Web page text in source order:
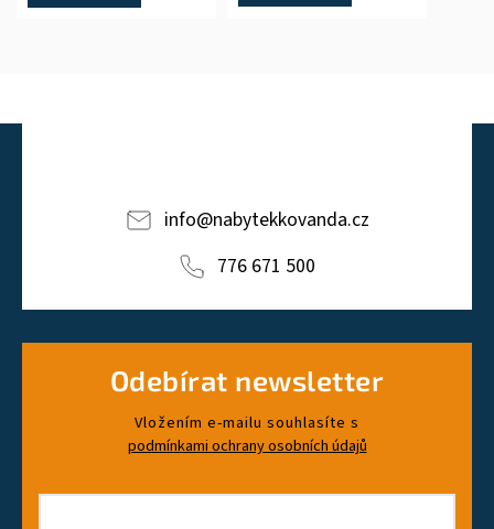
info@nabytekkovanda.cz
776 671 500
Odebírat newsletter
Vložením e-mailu souhlasíte s
podmínkami ochrany osobních údajů